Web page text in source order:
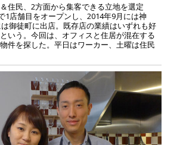
住民、2方面から集客できる立地を選定
1店舗目をオープンし、2014年9月には神
御徒町に出店。既存店の業績はいずれも好
いう。今回は、オフィスと住居が混在する
件を探した。平日はワーカー、土曜は住民